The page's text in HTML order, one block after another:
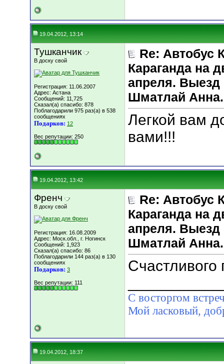
19.04.2012, 13:14
Тушканчик
В доску свой
Регистрация: 11.06.2007
Адрес: Астана
Сообщений: 11,725
Сказал(а) спасибо: 878
Поблагодарили 975 раз(а) в 538
сообщениях
Подарков: 12
Вес репутации: 250
Re: Автобус
Караганда на
апреля. Выезд
Шматлай Анна.
Легкой вам
вами!!!
19.04.2012, 13:42
Френч
В доску свой
Регистрация: 16.08.2009
Адрес: Моск.обл., г. Ногинск
Сообщений: 1,923
Сказал(а) спасибо: 86
Поблагодарили 144 раз(а) в 130
сообщениях
Подарков: 3
Вес репутации: 111
Re: Автобус
Караганда на
апреля. Выезд
Шматлай Анна.
Счастливого
С восторгом
Мой ласковый,
19.04.2012, 18:37